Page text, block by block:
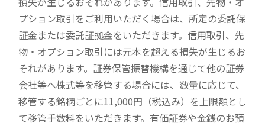
プション取引をご利用いただく場合は、所定の委託保
証金または委託証拠金をいただきます。信用取引、先
物・オプション取引には元本を超える損失が生じるお
それがあります。証券保管振替機構を通じて他の証券
会社等へ株式等を移管する場合には、数量に応じて、
移管する銘柄ごとに11,000円（税込み）を上限額とし
て移管手数料をいただきます。有価証券や金銭のお預